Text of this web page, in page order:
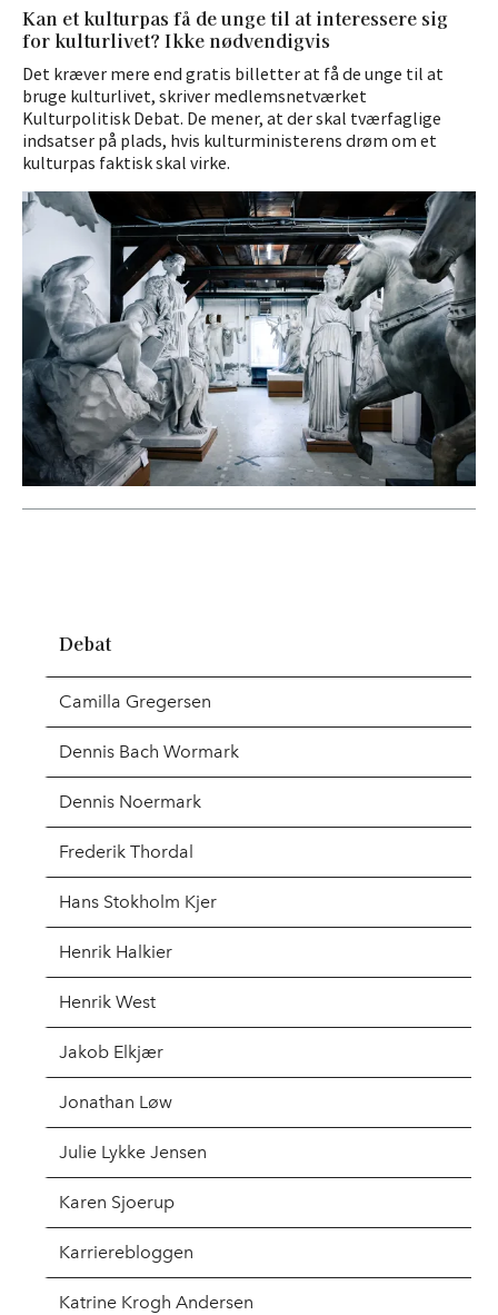
Kan et kulturpas få de unge til at interessere sig
for kulturlivet? Ikke nødvendigvis
Det kræver mere end gratis billetter at få de unge til at
bruge kulturlivet, skriver medlemsnetværket
Kulturpolitisk Debat. De mener, at der skal tværfaglige
indsatser på plads, hvis kulturministerens drøm om et
kulturpas faktisk skal virke.
Debat
Camilla Gregersen
Dennis Bach Wormark
Dennis Noermark
Frederik Thordal
Hans Stokholm Kjer
Henrik Halkier
Henrik West
Jakob Elkjær
Jonathan Løw
Julie Lykke Jensen
Karen Sjoerup
Karrierebloggen
Katrine Krogh Andersen